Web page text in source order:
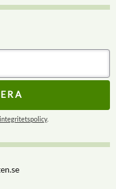
integritetspolicy.